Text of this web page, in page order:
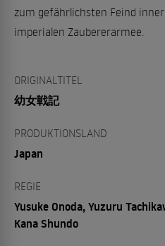
zum gefährlichsten Feind
imperialen Zaubererarmee.
ORIGINALTITEL
幼女戦記
PRODUKTIONSLAND
Japan
REGIE
Yusuke Onoda, Yuzuru
Kana Shundo